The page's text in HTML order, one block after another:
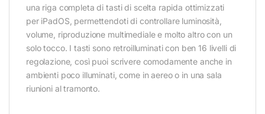
una riga completa di tasti di scelta rapida ottimizzati
per iPadOS, permettendoti di controllare luminosità,
volume, riproduzione multimediale e molto altro con un
solo tocco. I tasti sono retroilluminati con ben 16 livelli di
regolazione, così puoi scrivere comodamente anche in
ambienti poco illuminati, come in aereo o in una sala
riunioni al tramonto.